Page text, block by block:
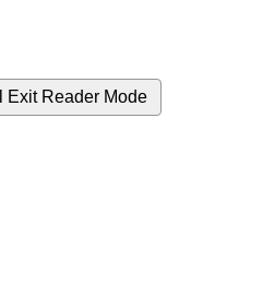
Exit Reader Mode